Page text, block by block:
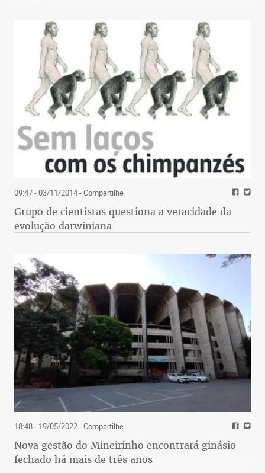
09:47 - 03/11/2014- Compartilhe
Grupo de cientistas questiona a veracidade da
evolução darwiniana
18:48 - 19/05/2022- Compartilhe
Nova gestão do Mineirinho encontrará ginásio
fechado há mais de três anos